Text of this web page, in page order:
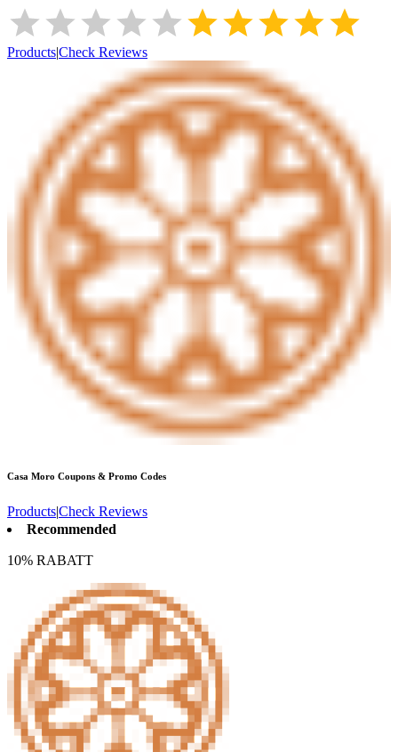
Products|Check Reviews
Casa Moro Coupons & Promo Codes
Products|Check Reviews
Recommended
10% RABATT